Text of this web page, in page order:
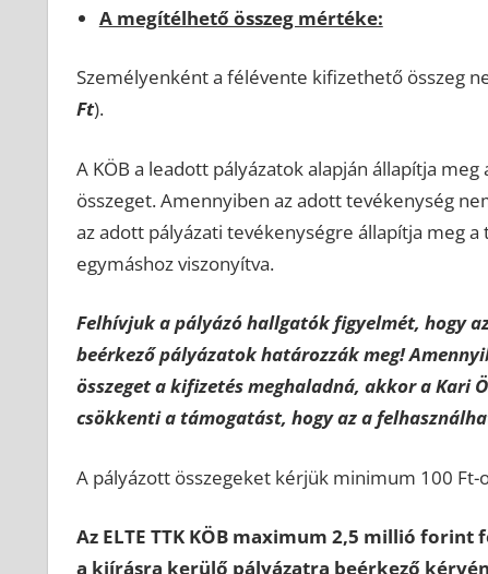
A megítélhető összeg mértéke:
Személyenként a félévente kifizethető összeg
Ft).
A KÖB a leadott pályázatok alapján állapítja
összeget. Amennyiben az adott tevékenység
az adott pályázati tevékenységre állapítja meg
egymáshoz viszonyítva.
Felhívjuk a pályázó hallgatók figyelmét, hogy
beérkező pályázatok határozzák meg!
összeget a kifizetés meghaladná, akkor a Kari
csökkenti a támogatást, hogy az a
A pályázott összegeket kérjük minimum 100
Az ELTE TTK KÖB maximum 2,5 millió
a kiírásra kerülő pályázatra beérkező